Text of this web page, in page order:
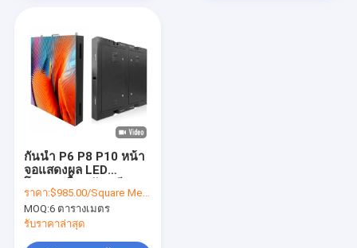
กันน้ำ P6 P8 P10 หน้า
จอแสดงผล LED
แจ้ง
ราคา:$985.00/Square Meters 6-49 Square Meters
MOQ:6 ตารางเมตร
รับราคาล่าสุด